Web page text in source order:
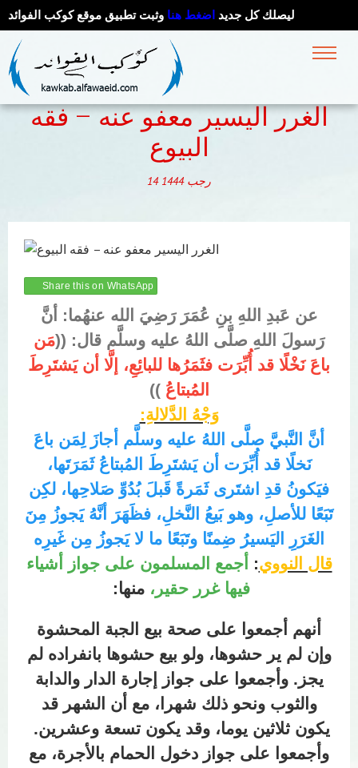
ليصلك كل جديد اضغط هنا وثبت تطبيق موقع كوكب الفوائد
الغرر اليسير معفو عنه – فقه
14 رجب 1444
Share this on WhatsApp
عن عَبدِ اللهِ بنِ عُمَرَ رَضِيَ الله عنهُما: أنَّ
رَسولَ اللهِ صلَّى اللهُ عليه وسلَّم قال: ((مَن
باعَ نَخْلًا قد أُبِّرَت فثَمَرُها للبائِعِ، إلَّا أن يَشتَرِطَ
المُبتاعُ ))
وَجْهُ الدَّلالةِ:
أنَّ النَّبيَّ صلَّى اللهُ عليه وسلَّم أجازَ لِمَن باعَ
نَخلًا قد أُبِّرَت أن يَشتَرِطَ المُبتاعُ ثَمَرَتَها،
فيَكونُ قدِ اشتَرى ثَمَرةً قَبلَ بُدُوِّ صَلاحِها، لكِن
تَبَعًا للأصلِ، وهو بَيعُ النَّخلِ، فظَهَرَ أنَّهُ يَجوزُ مِنَ
الغَرَرِ اليَسيرُ ضِمنًا وتَبَعًا ما لا يَجوزُ مِن غَيرِه
قال النووي:
أجمع المسلمون على جواز أشياء
فيها غرر حقير، منها:
أنهم أجمعوا على صحة بيع الجبة المحشوة
وإن لم ير حشوها، ولو بيع حشوها بانفراده لم
يجز. وأجمعوا على جواز إجارة الدار والدابة
والثوب ونحو ذلك شهرا، مع أن الشهر قد
يكون ثلاثين يوما، وقد يكون تسعة وعشرين.
وأجمعوا على جواز دخول الحمام بالأجرة، مع